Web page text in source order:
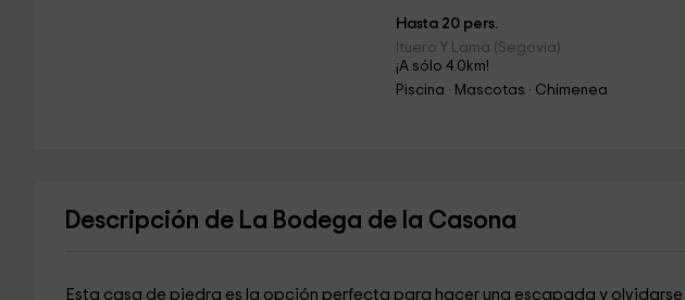
Hasta 20 pers.
Ituero Y Lama (Segovia)
¡A sólo 4.0km!
Piscina · Mascotas · Chimenea
Descripción de La Bodega de la Casona
Esta casa de piedra es la opción perfecta para hacer una escapada y olvidarse